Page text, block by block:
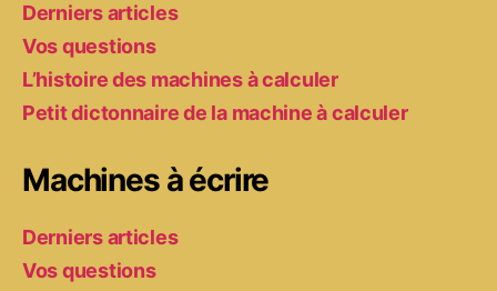
Derniers articles
Vos questions
L’histoire des machines à calculer
Petit dictonnaire de la machine à calculer
Machines à écrire
Derniers articles
Vos questions